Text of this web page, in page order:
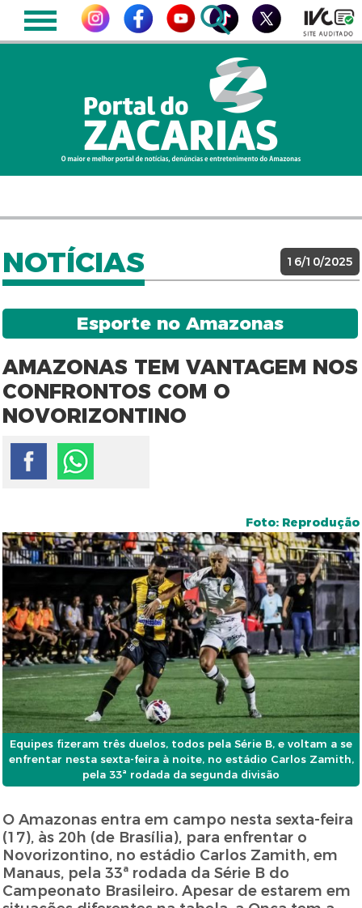
NOTÍCIAS 16/10/2025
Esporte no Amazonas
AMAZONAS TEM VANTAGEM NOS
CONFRONTOS COM O
NOVORIZONTINO
Foto: Reprodução
Equipes fizeram três duelos, todos pela Série B, e voltam a se
enfrentar nesta sexta-feira à noite, no estádio Carlos Zamith,
pela 33ª rodada da segunda divisão
O Amazonas entra em campo nesta sexta-feira
(17), às 20h (de Brasília), para enfrentar o
Novorizontino, no estádio Carlos Zamith, em
Manaus, pela 33ª rodada da Série B do
Campeonato Brasileiro. Apesar de estarem em